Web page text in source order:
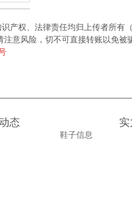
产权、法律责任均归上传者所有
意风险，切不可直接转账以免被
态
鞋子信息